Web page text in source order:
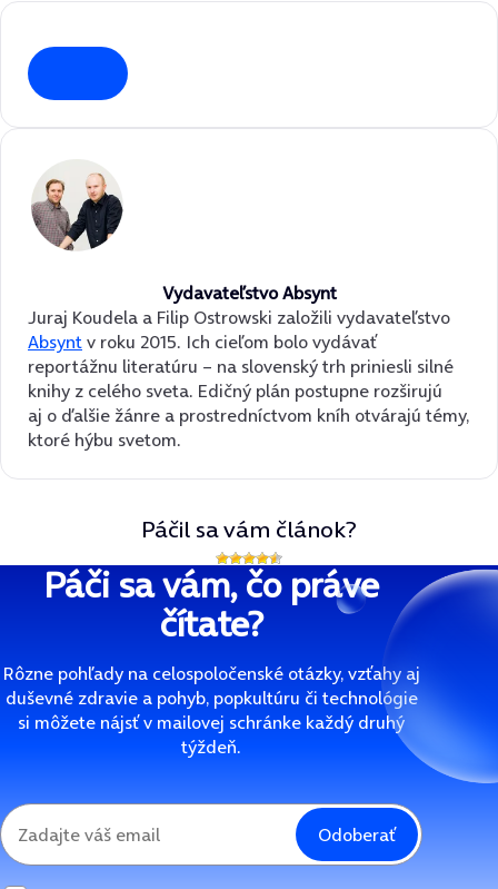
Vydavateľstvo Absynt
Juraj Koudela a Filip Ostrowski založili vydavateľstvo
Absyntv roku 2015. Ich cieľom bolo vydávať
reportážnu literatúru – na slovenský trh priniesli silné
knihy z celého sveta. Edičný plán postupne rozširujú
aj o ďalšie žánre a prostredníctvom kníh otvárajú témy,
ktoré hýbu svetom.
Páčil sa vám článok?
Páči sa vám, čo práve
čítate?
Rôzne pohľady na celospoločenské otázky, vzťahy aj
duševné zdravie a pohyb, popkultúru či technológie
si môžete nájsť v mailovej schránke každý druhý
týždeň.
Odoberať